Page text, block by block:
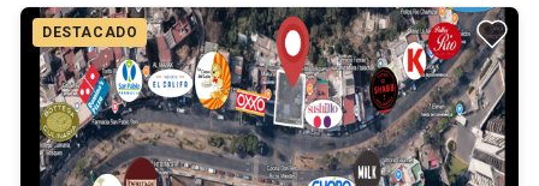
DESTACADO